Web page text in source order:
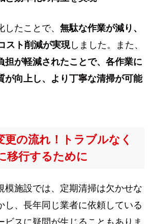
たことで、 無駄な作業が減り、
スト削減が実現しました。また、
担が軽減されたことで、各作業に
が向上し、より丁寧な清掃が可能
更の流れ！トラブルなく
移行するために
模施設では、定期清掃は欠かせな
し、長年同じ業者に依頼している